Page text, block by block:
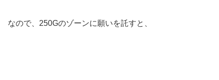
なので、250Gのゾーンに願いを託すと、